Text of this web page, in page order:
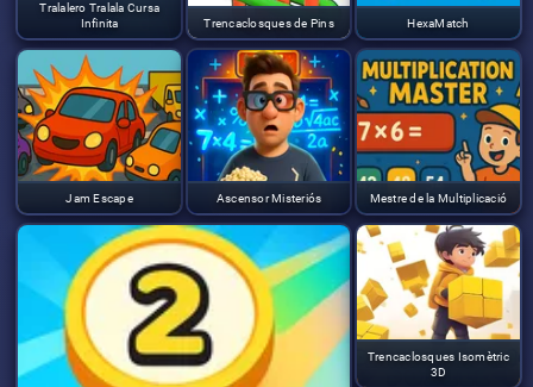
Tralalero Tralala Cursa
Infinita
Trencaclosques de Pins HexaMatch
Jam Escape Ascensor Misteriós Mestre de la Multiplicació
Trencaclosques Isomètric
3D